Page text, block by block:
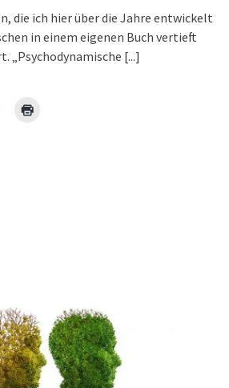
die ich hier über die Jahre entwickelt
in einem eigenen Buch vertieft
„Psychodynamische [...]